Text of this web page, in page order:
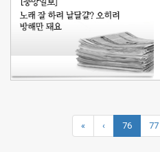
« ‹ 76 77